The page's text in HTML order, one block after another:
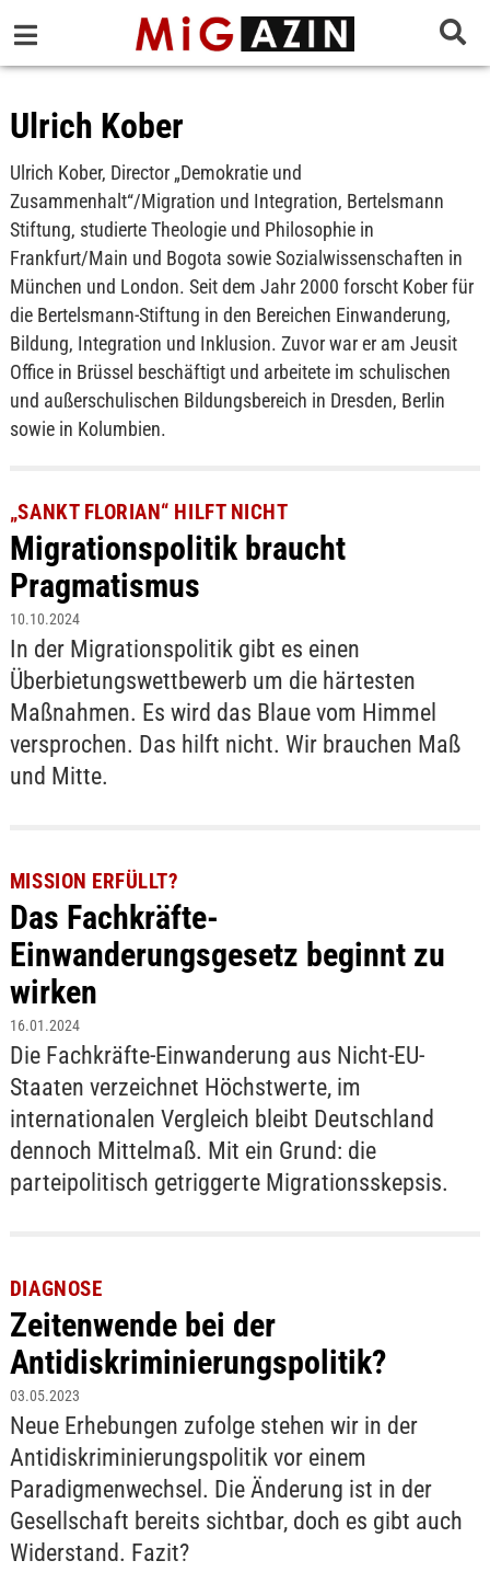
Ulrich Kober
Ulrich Kober, Director „Demokratie und
Zusammenhalt“/Migration und Integration, Bertelsmann
Stiftung, studierte Theologie und Philosophie in
Frankfurt/Main und Bogota sowie Sozialwissenschaften in
München und London. Seit dem Jahr 2000 forscht Kober für
die Bertelsmann-Stiftung in den Bereichen Einwanderung,
Bildung, Integration und Inklusion. Zuvor war er am Jeusit
Office in Brüssel beschäftigt und arbeitete im schulischen
und außerschulischen Bildungsbereich in Dresden, Berlin
sowie in Kolumbien.
„SANKT FLORIAN“ HILFT NICHT
Migrationspolitik braucht
Pragmatismus
10.10.2024
In der Migrationspolitik gibt es einen
Überbietungswettbewerb um die härtesten
Maßnahmen. Es wird das Blaue vom Himmel
versprochen. Das hilft nicht. Wir brauchen Maß
und Mitte.
MISSION ERFÜLLT?
Das Fachkräfte-
Einwanderungsgesetz beginnt zu
wirken
16.01.2024
Die Fachkräfte-Einwanderung aus Nicht-EU-
Staaten verzeichnet Höchstwerte, im
internationalen Vergleich bleibt Deutschland
dennoch Mittelmaß. Mit ein Grund: die
parteipolitisch getriggerte Migrationsskepsis.
DIAGNOSE
Zeitenwende bei der
Antidiskriminierungspolitik?
03.05.2023
Neue Erhebungen zufolge stehen wir in der
Antidiskriminierungspolitik vor einem
Paradigmenwechsel. Die Änderung ist in der
Gesellschaft bereits sichtbar, doch es gibt auch
Widerstand. Fazit?